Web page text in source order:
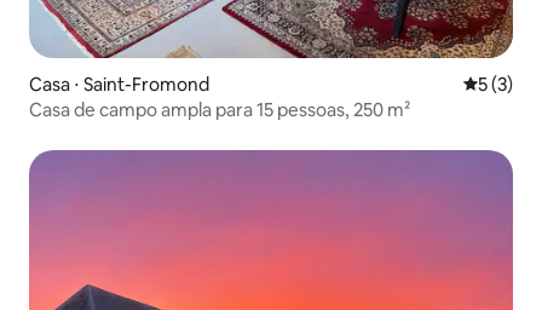
Casa ⋅ Saint-Fromond 5 de
5 (3)
Casa de campo ampla para 15 pessoas, 250 m²